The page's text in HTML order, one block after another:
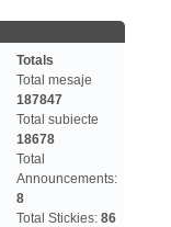
Totals
Total mesaje
187847
Total subiecte
18678
Total
Announcements:
8
Total Stickies: 86